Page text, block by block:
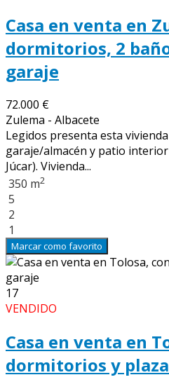
Casa en venta en
dormitorios, 2
garaje
72.000 €
Zulema - Albacete
Legidos presenta esta
garaje/almacén y patio interior
Júcar). Vivienda...
350 m2
5
2
1
Marcar como favorito
17
VENDIDO
Casa en venta en
dormitorios y